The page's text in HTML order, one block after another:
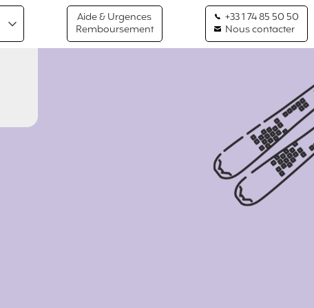
Aide & Urgences
Remboursement
+33 1 74 85 50 50
Nous contacter